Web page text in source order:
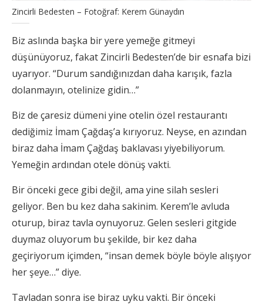
Zincirli Bedesten – Fotoğraf: Kerem Günaydın
Biz aslında başka bir yere yemeğe gitmeyi
düşünüyoruz, fakat Zincirli Bedesten’de bir esnafa bizi
uyarıyor. “Durum sandığınızdan daha karışık, fazla
dolanmayın, otelinize gidin…”
Biz de çaresiz dümeni yine otelin özel restaurantı
dediğimiz İmam Çağdaş’a kırıyoruz. Neyse, en azından
biraz daha İmam Çağdaş baklavası yiyebiliyorum.
Yemeğin ardından otele dönüş vakti.
Bir önceki gece gibi değil, ama yine silah sesleri
geliyor. Ben bu kez daha sakinim. Kerem’le avluda
oturup, biraz tavla oynuyoruz. Gelen sesleri gitgide
duymaz oluyorum bu şekilde, bir kez daha
geçiriyorum içimden, “insan demek böyle böyle alışıyor
her şeye…” diye.
Tavladan sonra ise biraz uyku vakti. Bir önceki